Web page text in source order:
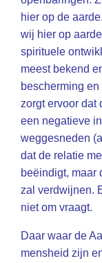
hier op de
wij hier op
spirituele
meest bekend
bescherming
zorgt ervoor dat
een negatieve
weggesneden
dat de relatie
beëindigt, maar
zal verdwijnen.
niet om vraagt.
Daar waar de
mensheid zijn